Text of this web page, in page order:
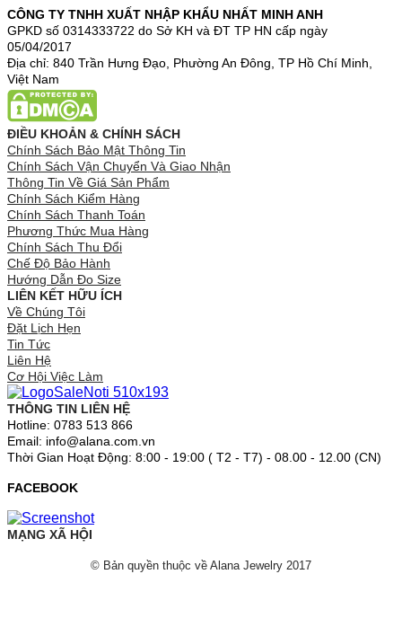
CÔNG TY TNHH XUẤT NHẬP KHẨU NHẤT MINH ANH
GPKD số 0314333722 do Sở KH và ĐT TP HN cấp ngày
05/04/2017
Địa chỉ: 840 Trần Hưng Đạo, Phường An Đông, TP Hồ Chí Minh,
Việt Nam
ĐIỀU KHOẢN & CHÍNH SÁCH
Chính Sách Bảo Mật Thông Tin
Chính Sách Vận Chuyển Và Giao Nhận
Thông Tin Về Giá Sản Phẩm
Chính Sách Kiểm Hàng
Chính Sách Thanh Toán
Phương Thức Mua Hàng
Chính Sách Thu Đổi
Chế Độ Bảo Hành
Hướng Dẫn Đo Size
LIÊN KẾT HỮU ÍCH
Về Chúng Tôi
Đặt Lịch Hẹn
Tin Tức
Liên Hệ
Cơ Hội Việc Làm
THÔNG TIN LIÊN HỆ
Hotline: 0783 513 866
Email: info@alana.com.vn
Thời Gian Hoạt Động: 8:00 - 19:00 ( T2 - T7) - 08.00 - 12.00 (CN)
FACEBOOK
MẠNG XÃ HỘI
© Bản quyền thuộc về Alana Jewelry 2017